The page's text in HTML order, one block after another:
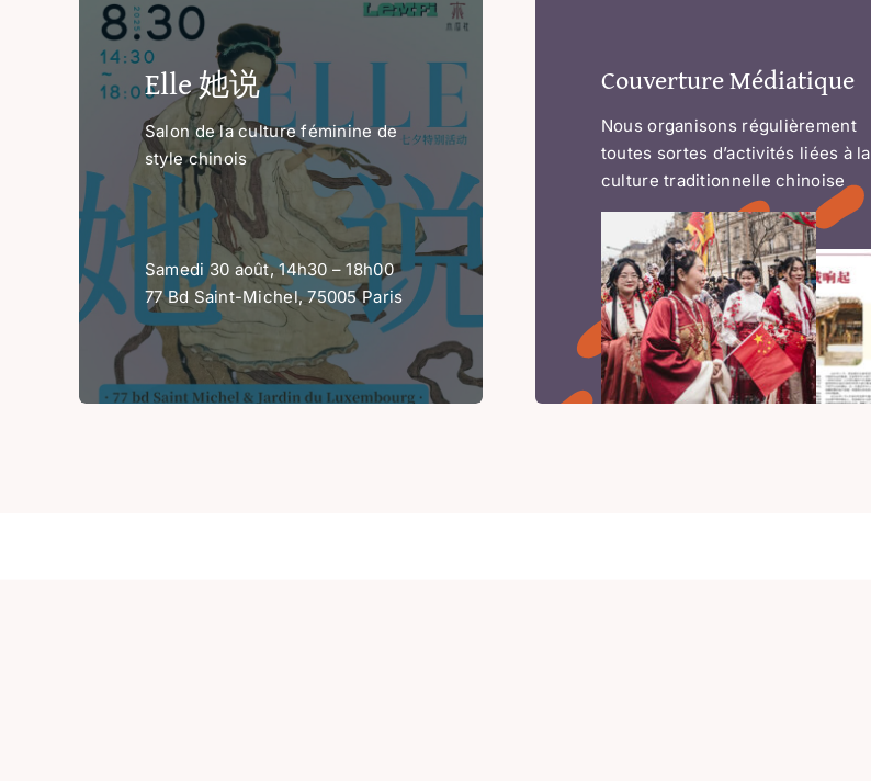
Elle 她说
Salon de la culture féminine de
style chinois
Samedi 30 août, 14h30 – 18h00
77 Bd Saint-Michel, 75005 Paris
Couverture Médiatique
Nous organisons régulièrement
toutes sortes d’activités liées à la
culture traditionnelle chinoise